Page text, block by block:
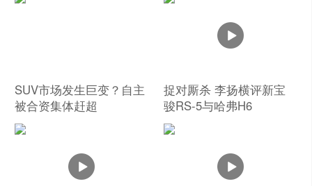
SUV市场发生巨变？自主
被合资集体赶超
捉对厮杀 李扬横评新宝
骏RS-5与哈弗H6